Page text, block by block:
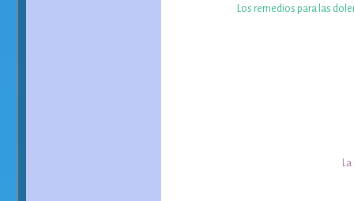
Los remedios para las